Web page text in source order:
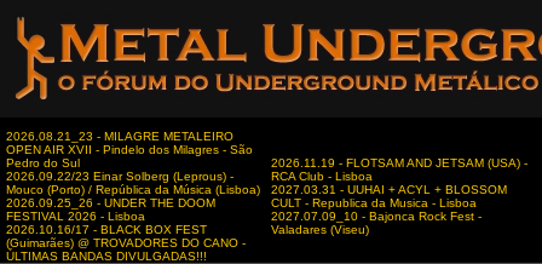
2026.08.21_23 - MILAGRE METALEIRO
OPEN AIR XVII - Pindelo dos Milagres - São
Pedro do Sul
2026.09.22/23 Einar Solberg (Leprous) -
Mouco (Porto) / República da Música (Lisboa)
2026.09.25_26 - UNDER THE DOOM
FESTIVAL 2026 - Lisboa
2026.10.16/17 - BLACK BOX FEST
(Guimarães) @ TROVADORES DO CANO -
ÚLTIMAS BANDAS DIVULGADAS!!!
2026.11.19 - FLOTSAM AND JETSAM (USA) -
RCA Club - Lisboa
2027.03.31 - UUHAI + ACYL + BLOSSOM
CULT - Republica da Musica - Lisboa
2027.07.09_10 - Bajonca Rock Fest -
Valadares (Viseu)